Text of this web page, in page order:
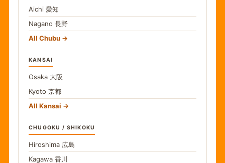
Aichi 愛知
Nagano 長野
All Chubu
KANSAI
Osaka 大阪
Kyoto 京都
All Kansai
CHUGOKU / SHIKOKU
Hiroshima 広島
Kagawa 香川